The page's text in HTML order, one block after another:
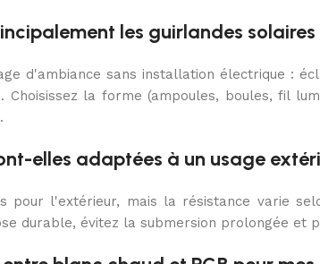
les guirlandes
d'ambiance sans installation électrique :
la forme (ampoules, boules, fil
elles adaptées à un usage
pour l'extérieur, mais la résistance varie
durable, évitez la submersion prolongée et